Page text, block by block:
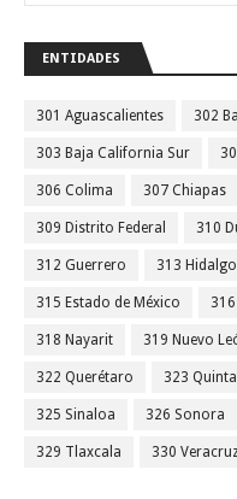
ENTIDADES
301 Aguascalientes 302
303 Baja California Sur
306 Colima 307 Chiapas
309 Distrito Federal 310
312 Guerrero 313 Hidalgo
315 Estado de México
318 Nayarit 319 Nuevo
322 Querétaro 323
325 Sinaloa 326 Sonora
329 Tlaxcala 330 Veracruz